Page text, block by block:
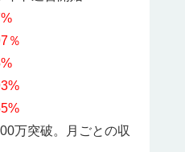
％
万突破。月ごとの収